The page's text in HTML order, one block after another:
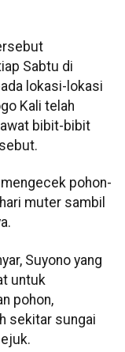
Sabtu di
lokasi-lokasi
Kali telah
bibit-bibit
pohon-
muter sambil
Suyono yang
untuk
pohon,
sekitar sungai